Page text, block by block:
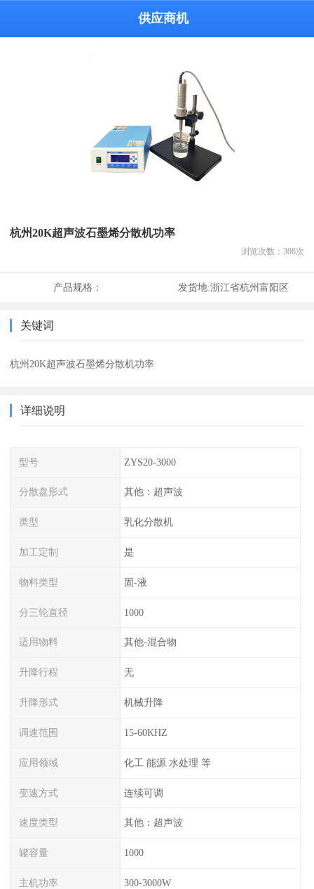
供应商机
杭州20K超声波石墨烯分散机功率
浏览次数： 308次
产品规格： 发货地:浙江省杭州富阳区
关键词
杭州20K超声波石墨烯分散机功率
详细说明
型号 ZYS20-3000
分散盘形式 其他：超声波
类型 乳化分散机
加工定制 是
物料类型 固-液
分三轮直径 1000
适用物料 其他-混合物
升降行程 无
升降形式 机械升降
调速范围 15-60KHZ
应用领域 化工 能源 水处理 等
变速方式 连续可调
速度类型 其他：超声波
罐容量 1000
主机功率 300-3000W